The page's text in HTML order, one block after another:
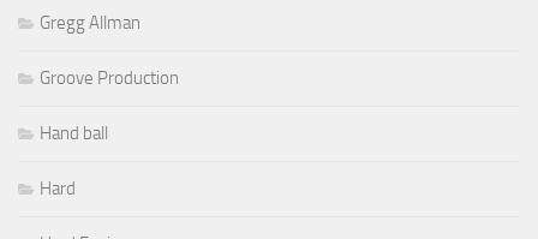
Gregg Allman
Groove Production
Hand ball
Hard